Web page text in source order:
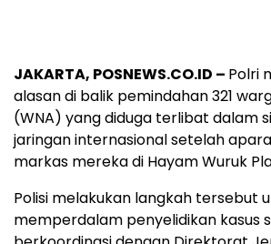
JAKARTA, POSNEWS.CO.ID – Polri
alasan di balik pemindahan 321
(WNA) yang diduga terlibat dalam
jaringan internasional setelah
markas mereka di Hayam Wuruk
Polisi melakukan langkah tersebut
memperdalam penyelidikan kasus